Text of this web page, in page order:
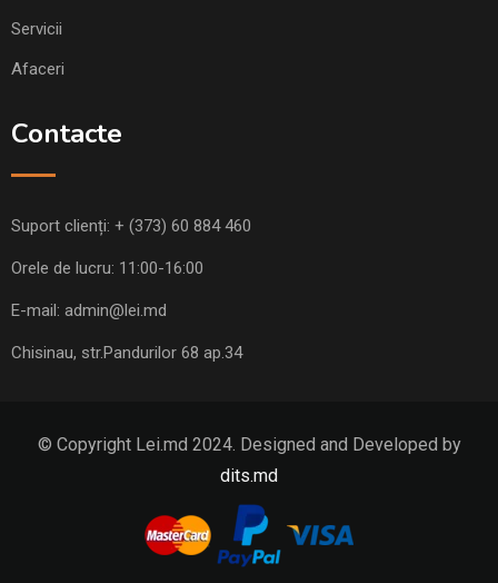
Servicii
Afaceri
Contacte
Suport clienți: + (373) 60 884 460
Orele de lucru: 11:00-16:00
E-mail: admin@lei.md
Chisinau, str.Pandurilor 68 ap.34
© Copyright Lei.md 2024. Designed and Developed by
dits.md